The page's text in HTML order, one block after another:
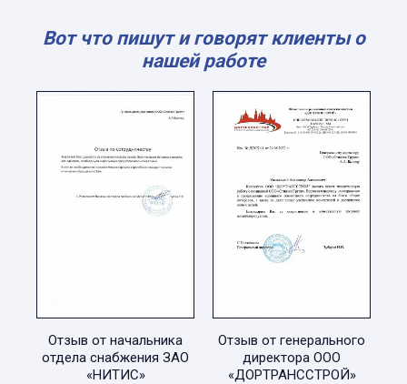
Вот что пишут и говорят клиенты о
нашей работе
Отзыв от начальника
отдела снабжения ЗАО
«НИТИС»
Отзыв от генерального
директора ООО
«ДОРТРАНССТРОЙ»